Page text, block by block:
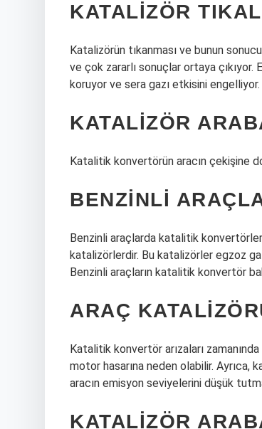
KATALIZÖR
Katalizörün tıkanması ve bunun
ve çok zararlı sonuçlar ortaya
koruyor ve sera gazı etkisini
KATALIZÖR
Katalitik konvertörün aracın çekişine
BENZINLI
Benzinli araçlarda katalitik
katalizörlerdir. Bu katalizörler egzoz
Benzinli araçların katalitik konvertör
ARAÇ
Katalitik konvertör arızaları
motor hasarına neden olabilir. Ayrıca,
aracın emisyon seviyelerini düşük
KATALIZÖR